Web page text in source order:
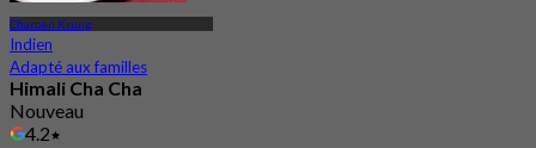
Charoen Krung
Indien
Adapté aux familles
Himali Cha Cha
Nouveau
4.2